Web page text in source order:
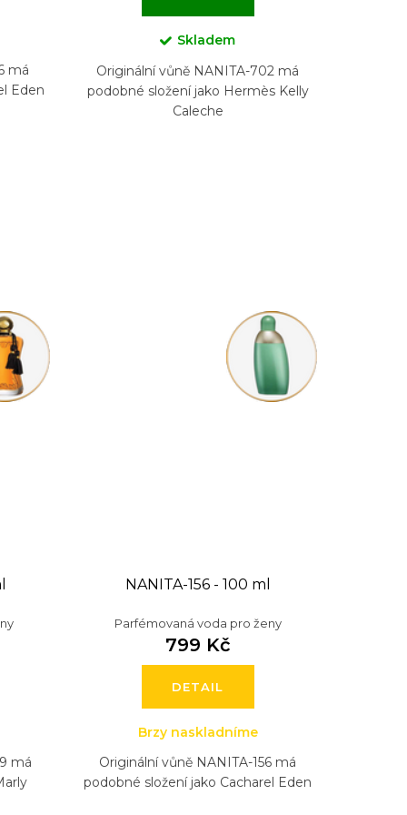
má
Eden
Skladem
Originální vůně NANITA-702 má
podobné složení jako Hermès Kelly
Caleche
má
NANITA-156 - 100 ml
Parfémovaná voda pro ženy
799 Kč
DETAIL
Brzy naskladníme
Originální vůně NANITA-156 má
podobné složení jako Cacharel Eden